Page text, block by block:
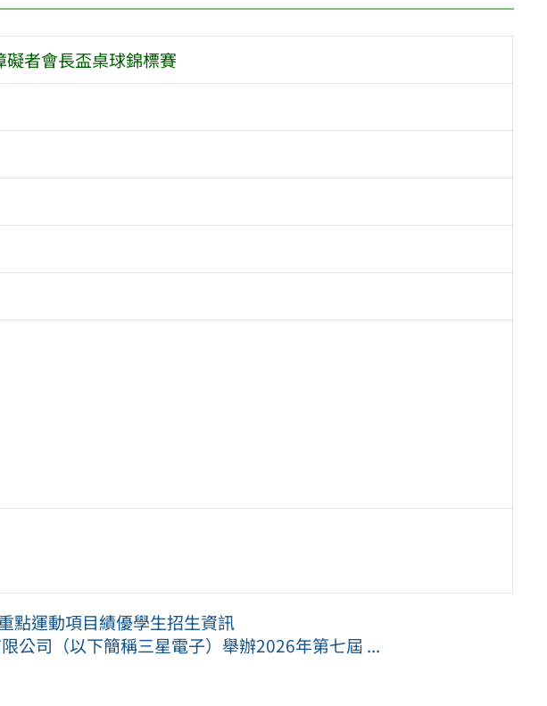
者會長盃桌球錦標賽
點運動項目績優學生招生資訊
公司（以下簡稱三星電子）舉辦2026年第七屆 ...